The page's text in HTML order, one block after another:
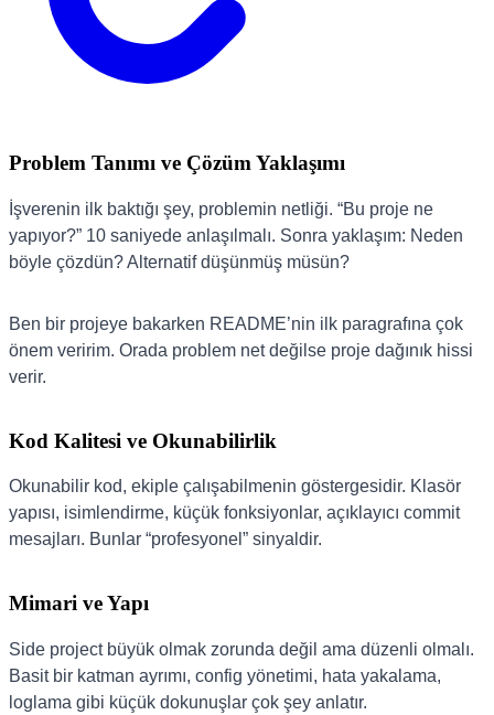
Problem Tanımı ve Çözüm Yaklaşımı
İşverenin ilk baktığı şey, problemin netliği. “Bu proje ne
yapıyor?” 10 saniyede anlaşılmalı. Sonra yaklaşım: Neden
böyle çözdün? Alternatif düşünmüş müsün?
Ben bir projeye bakarken README’nin ilk paragrafına çok
önem veririm. Orada problem net değilse proje dağınık hissi
verir.
Kod Kalitesi ve Okunabilirlik
Okunabilir kod, ekiple çalışabilmenin göstergesidir. Klasör
yapısı, isimlendirme, küçük fonksiyonlar, açıklayıcı commit
mesajları. Bunlar “profesyonel” sinyaldir.
Mimari ve Yapı
Side project büyük olmak zorunda değil ama düzenli olmalı.
Basit bir katman ayrımı, config yönetimi, hata yakalama,
loglama gibi küçük dokunuşlar çok şey anlatır.